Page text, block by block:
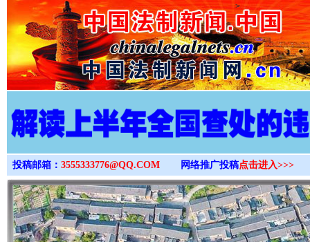
>
投稿邮箱： 3555333776@QQ.COM 网络推广投稿点击进入>>>